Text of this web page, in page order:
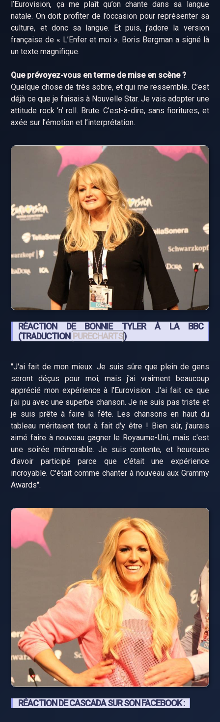
l’Eurovision, ça me plaît qu’on chante dans sa langue
natale. On doit profiter de l’occasion pour représenter sa
culture, et donc sa langue. Et puis, j’adore la version
française de « L’Enfer et moi ». Boris Bergman a signé là
un texte magnifique.
Que prévoyez-vous en terme de mise en scène ?
Quelque chose de très sobre, et qui me ressemble. C’est
déjà ce que je faisais à Nouvelle Star. Je vais adopter une
attitude rock ‘n’ roll. Brute. C’est-à-dire, sans fioritures, et
axée sur l’émotion et l’interprétation.
RÉACTION DE BONNIE TYLER À LA BBC
(TRADUCTION PURECHARTS)
"J'ai fait de mon mieux. Je suis sûre que plein de gens
seront déçus pour moi, mais j'ai vraiment beaucoup
apprécié mon expérience à l'Eurovision. J'ai fait ce que
j'ai pu avec une superbe chanson. Je ne suis pas triste et
je suis prête à faire la fête. Les chansons en haut du
tableau méritaient tout à fait d'y être ! Bien sûr, j'aurais
aimé faire à nouveau gagner le Royaume-Uni, mais c'est
une soirée mémorable. Je suis contente, et heureuse
d'avoir participé parce que c'était une expérience
incroyable. C'était comme chanter à nouveau aux Grammy
Awards".
RÉACTION DE CASCADA SUR SON FACEBOOK :